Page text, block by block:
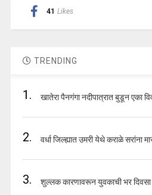
41 Likes
TRENDING
1. खातेरा पैनगंगा नदीपात्रात बुडून एका
2. वर्धा जिल्ह्यात उमरी येथे कराळे सरांना
3. शुल्लक कारणावरून युवकाची भर दिवसा